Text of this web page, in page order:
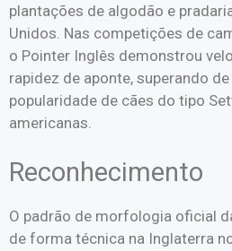
plantações de algodão e
Unidos. Nas competições de
o Pointer Inglês demonstrou
rapidez de aponte, superando
popularidade de cães do tipo
americanas.
Reconhecimento
O padrão de morfologia oficial
de forma técnica na Inglaterra